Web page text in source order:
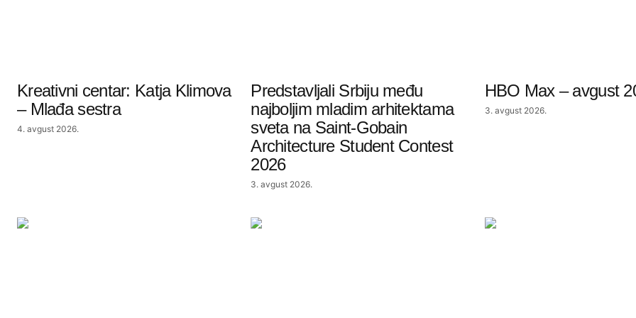
Kreativni centar: Katja Klimova
– Mlađa sestra
4. avgust 2026.
Predstavljali Srbiju među
najboljim mladim arhitektama
sveta na Saint-Gobain
Architecture Student Contest
2026
3. avgust 2026.
HBO Max – avgust
3. avgust 2026.